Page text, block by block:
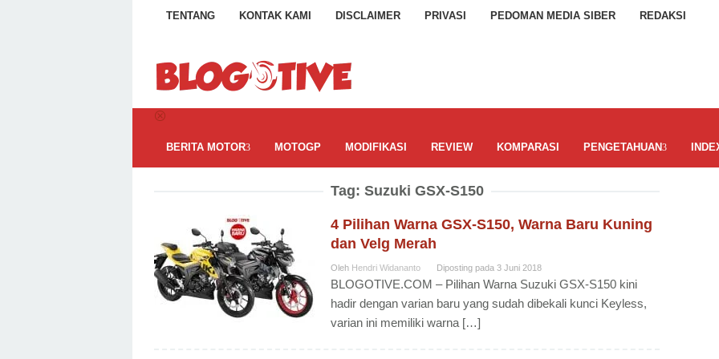
Loncat
TENTANG KONTAK KAMI DISCLAIMER PRIVASI PEDOMAN MEDIA SIBER REDAKSI
BERITA MOTOR MOTOGP MODIFIKASI REVIEW KOMPARASI PENGETAHUAN
Tag: Suzuki GSX-S150
4 Pilihan Warna GSX-S150, Warna Baru Kuning
dan Velg Merah
Oleh Hendri Widananto Diposting pada 3 Juni 2018
BLOGOTIVE.COM – Pilihan Warna Suzuki GSX-S150 kini
hadir dengan varian baru yang sudah dibekali kunci Keyless,
varian ini memiliki warna […]